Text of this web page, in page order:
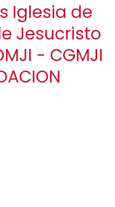
Iglesia de
Jesucristo
- CGMJI